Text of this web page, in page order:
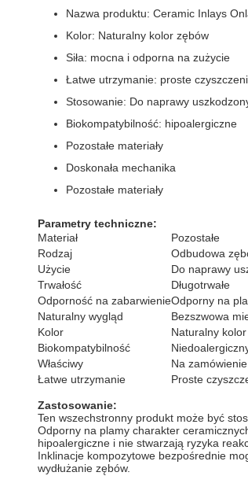
Nazwa produktu: Ceramic Inlays
Kolor: Naturalny kolor zębów
Siła: mocna i odporna na zużycie
Łatwe utrzymanie: proste
Stosowanie: Do naprawy
Biokompatybilność: hipoalergiczne
Pozostałe materiały
Doskonała mechanika
Pozostałe materiały
Parametry techniczne:
Materiał
Pozostałe
Rodzaj
Odbudowa
Użycie
Do naprawy
Trwałość
Długotrwałe
Odporność na zabarwienieOdporny na
Naturalny wygląd
Bezszwowa
Kolor
Naturalny
Biokompatybilność
Właściwy
Na
Łatwe utrzymanie
Proste
Zastosowanie:
Ten wszechstronny produkt może być
Odporny na plamy charakter
hipoalergiczne i nie stwarzają ryzyka
Inklinacje kompozytowe bezpośrednie
wydłużanie zębów.